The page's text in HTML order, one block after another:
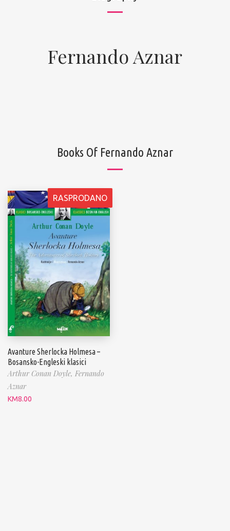
Fernando Aznar
Books Of Fernando Aznar
RASPRODANO
Avanture Sherlocka Holmesa –
Bosansko-Engleski klasici
Arthur Conan Doyle, Fernando
Aznar
KM8.00